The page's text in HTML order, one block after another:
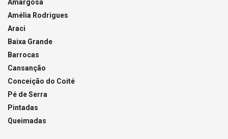
Amargosa
Amélia Rodrigues
Araci
Baixa Grande
Barrocas
Cansanção
Conceição do Coité
Pé de Serra
Pintadas
Queimadas